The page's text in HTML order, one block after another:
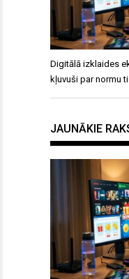
Digitālā izklaides
kļuvuši par normu
JAUNĀKIE